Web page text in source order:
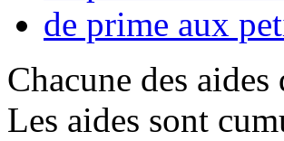
de prime aux
Chacune des
Les aides sont